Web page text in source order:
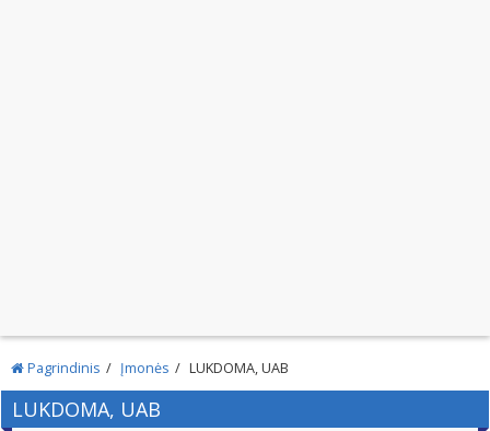
Pagrindinis Įmonės LUKDOMA, UAB
LUKDOMA, UAB